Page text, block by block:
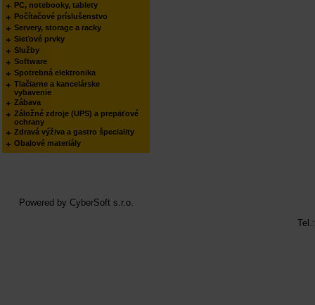
PC, notebooky, tablety
Počítačové príslušenstvo
Servery, storage a racky
Sieťové prvky
Služby
Software
Spotrebná elektronika
Tlačiarne a kancelárske
vybavenie
Zábava
Záložné zdroje (UPS) a prepäťové
ochrany
Zdravá výživa a gastro špeciality
Obalové materiály
Powered by CyberSoft s.r.o.